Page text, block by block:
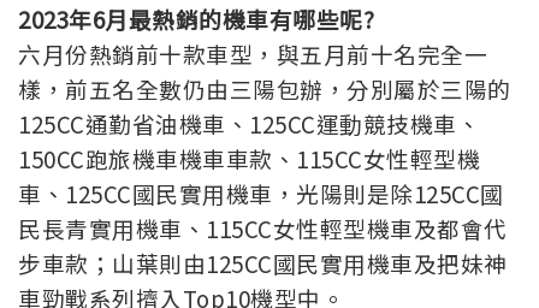
2023年6月最熱銷的機車有哪些呢?
六月份熱銷前十款車型，與五月前十名完全一
樣，前五名全數仍由三陽包辦，分別屬於三陽的
125CC通勤省油機車、125CC運動競技機車、
150CC跑旅機車機車車款、115CC女性輕型機
車、125CC國民實用機車，光陽則是除125CC國
民長青實用機車、115CC女性輕型機車及都會代
步車款；山葉則由125CC國民實用機車及把妹神
車勁戰系列擠入Top10機型中。